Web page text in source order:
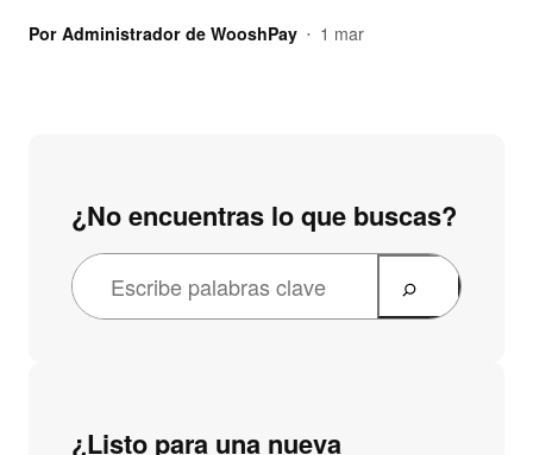
Por Administrador de WooshPay • 1 mar
¿No encuentras lo que buscas?
¿Listo para una nueva